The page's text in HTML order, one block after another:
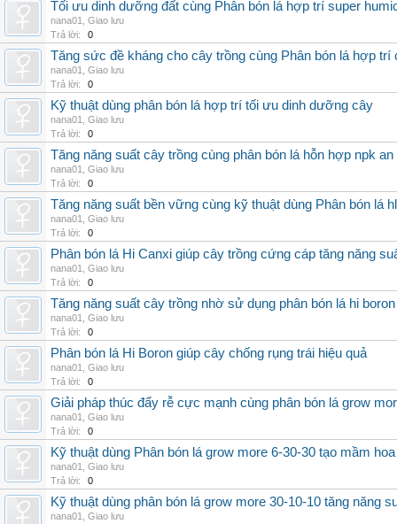
Tối ưu dinh dưỡng đất cùng Phân bón lá hợp trí super
nana01
Giao lưu
Trả lời:
0
Tăng sức đề kháng cho cây trồng cùng Phân bón lá hợp trí
nana01
Giao lưu
Trả lời:
0
Kỹ thuật dùng phân bón lá hợp trí tối ưu dinh dưỡng cây
nana01
Giao lưu
Trả lời:
0
Tăng năng suất cây trồng cùng phân bón lá hỗn hợp npk an
nana01
Giao lưu
Trả lời:
0
Tăng năng suất bền vững cùng kỹ thuật dùng Phân bón lá
nana01
Giao lưu
Trả lời:
0
Phân bón lá Hi Canxi giúp cây trồng cứng cáp tăng năng
nana01
Giao lưu
Trả lời:
0
Tăng năng suất cây trồng nhờ sử dụng phân bón lá hi
nana01
Giao lưu
Trả lời:
0
Phân bón lá Hi Boron giúp cây chống rụng trái hiệu quả
nana01
Giao lưu
Trả lời:
0
Giải pháp thúc đẩy rễ cực mạnh cùng phân bón lá grow
nana01
Giao lưu
Trả lời:
0
Kỹ thuật dùng Phân bón lá grow more 6-30-30 tạo mầm hoa
nana01
Giao lưu
Trả lời:
0
Kỹ thuật dùng phân bón lá grow more 30-10-10 tăng năng
nana01
Giao lưu